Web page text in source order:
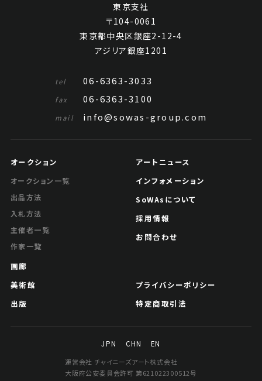
東京支社
〒104-0061
東京都中央区銀座2-12-4
アジリア銀座1201
tel 06-6363-3033
fax 06-6363-3100
mail info@sowas-group.com
オークション
オークション一覧
出品方法
入札方法
主催者一覧
作家一覧
画廊
美術館
出版
アートニュース
インフォメーション
SoWAsについて
採用情報
お問合わせ
プライバシーポリシー
特定商取引法
JPN CHN
EN
運営会社 チャイニーズアート株式会社
大阪府公安委員会許可 第621022300512号